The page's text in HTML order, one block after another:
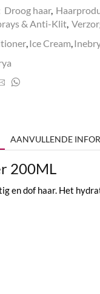
Droog haar,
& Anti-Klit,
,Ice Cream,
AANVULLENDE
200ML
en dof haar. Het